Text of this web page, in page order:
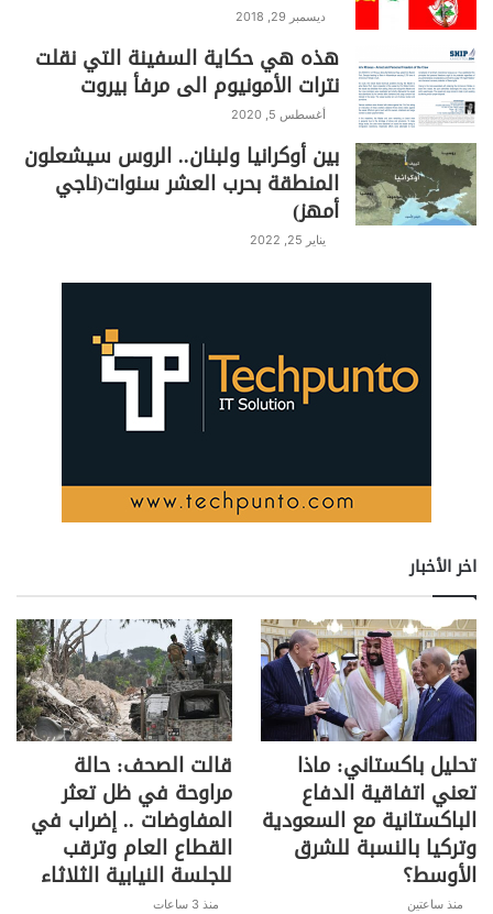
! Culture, Culte
فالثقافة عبادة. عبادة الحقيقة، وعبادة
الحقّ: العقل والروح. فإلى الهيكل أيها
المصلون!
سليم حيدر.
مقتطفات من مقدمة المؤلّف وقد غاب عن
الباحث العنوان والتاريخ والمناسبة.
بيروت، في 28 نوّار
2021م.
حيّان سليم حيدر.
a
c
e
b
o
o
k
w
itt
h
at
A
p
p
el
e
a
m
in
t
o
p
Li
n
k
h
ar
ديسمبر 29, 2018
هذه هي حكاية السفينة التي نقلت
نترات الأمونيوم الى مرفأ بيروت
أغسطس 5, 2020
بين أوكرانيا ولبنان.. الروس سيشعلون
المنطقة بحرب العشر سنوات(ناجي
أمهز)
يناير 25, 2022
اخر الأخبار
تحليل باكستاني: ماذا
تعني اتفاقية الدفاع
الباكستانية مع السعودية
وتركيا بالنسبة للشرق
الأوسط؟
منذ ساعتين
قالت الصحف: حالة
مراوحة في ظل تعثر
المفاوضات .. إضراب في
القطاع العام وترقب
للجلسة النيابية الثلاثاء
منذ 3 ساعات